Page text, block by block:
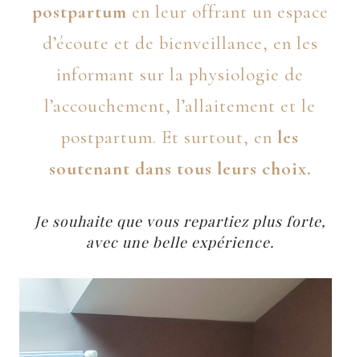
postpartum en leur offrant un espace
d’écoute et de bienveillance, en les
informant sur la physiologie de
l’accouchement, l’allaitement et le
postpartum. Et surtout, en les
soutenant dans tous leurs choix.
Je souhaite que vous repartiez plus forte,
avec une belle expérience.